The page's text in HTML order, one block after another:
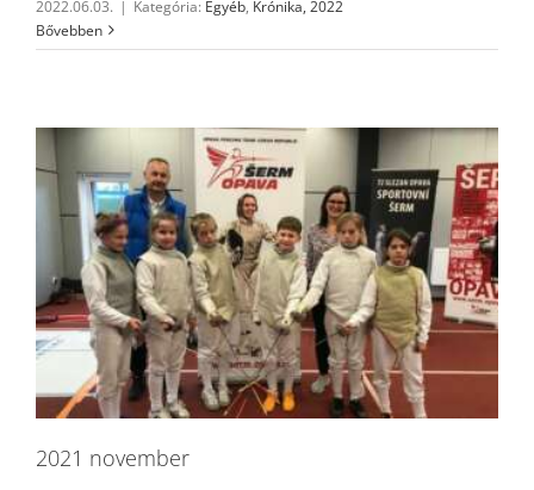
2022.06.03. | Kategória: Egyéb, Krónika, 2022
Bővebben
2021 november